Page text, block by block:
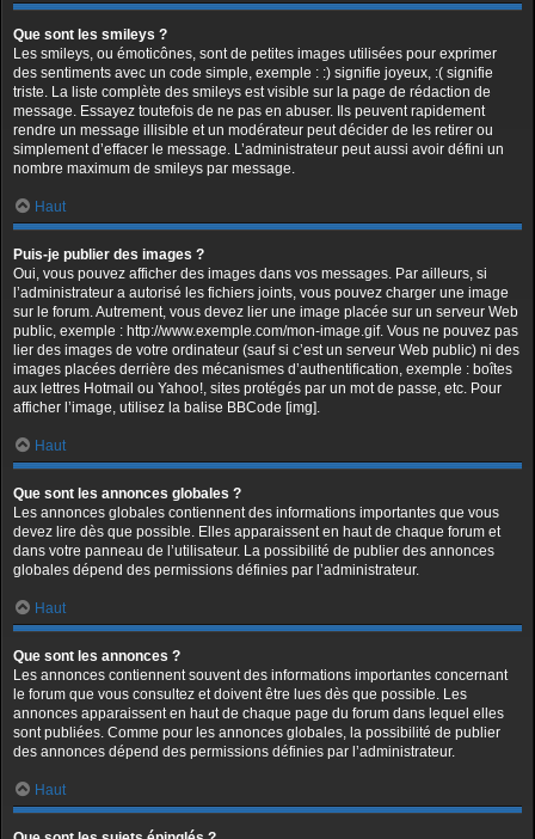
Que sont les smileys ?
Les smileys, ou émoticônes, sont de petites images utilisées pour exprimer
des sentiments avec un code simple, exemple : :) signifie joyeux, :( signifie
triste. La liste complète des smileys est visible sur la page de rédaction de
message. Essayez toutefois de ne pas en abuser. Ils peuvent rapidement
rendre un message illisible et un modérateur peut décider de les retirer ou
simplement d’effacer le message. L’administrateur peut aussi avoir défini un
nombre maximum de smileys par message.
Haut
Puis-je publier des images ?
Oui, vous pouvez afficher des images dans vos messages. Par ailleurs, si
l’administrateur a autorisé les fichiers joints, vous pouvez charger une image
sur le forum. Autrement, vous devez lier une image placée sur un serveur Web
public, exemple : http://www.exemple.com/mon-image.gif. Vous ne pouvez pas
lier des images de votre ordinateur (sauf si c’est un serveur Web public) ni des
images placées derrière des mécanismes d’authentification, exemple : boîtes
aux lettres Hotmail ou Yahoo!, sites protégés par un mot de passe, etc. Pour
afficher l’image, utilisez la balise BBCode [img].
Haut
Que sont les annonces globales ?
Les annonces globales contiennent des informations importantes que vous
devez lire dès que possible. Elles apparaissent en haut de chaque forum et
dans votre panneau de l’utilisateur. La possibilité de publier des annonces
globales dépend des permissions définies par l’administrateur.
Haut
Que sont les annonces ?
Les annonces contiennent souvent des informations importantes concernant
le forum que vous consultez et doivent être lues dès que possible. Les
annonces apparaissent en haut de chaque page du forum dans lequel elles
sont publiées. Comme pour les annonces globales, la possibilité de publier
des annonces dépend des permissions définies par l’administrateur.
Haut